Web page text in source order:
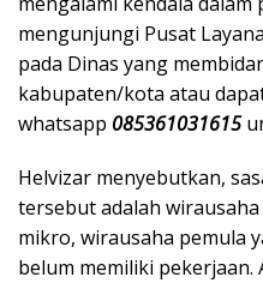
mengunjungi Pusat
pada Dinas yang
kabupaten/kota atau
whatsapp 085361031615
Helvizar menyebutkan,
tersebut adalah
mikro, wirausaha pemula
belum memiliki pekerjaan.